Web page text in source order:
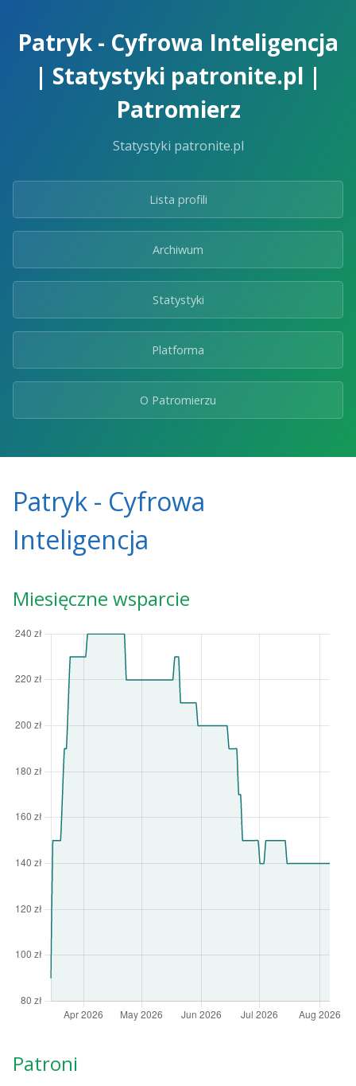
Patryk - Cyfrowa Inteligencja
| Statystyki patronite.pl |
Patromierz
Statystyki patronite.pl
Lista profili
Archiwum
Statystyki
Platforma
O Patromierzu
Patryk - Cyfrowa
Inteligencja
Miesięczne wsparcie
Patroni